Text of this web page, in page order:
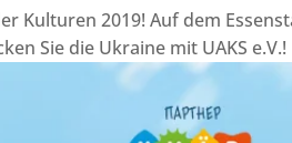
Kulturen 2019! Auf dem
Sie die Ukraine mit UAKS e.V.!